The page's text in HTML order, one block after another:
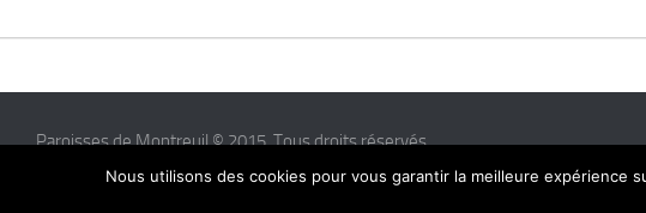
Paroisses de Montreuil © 2015. Tous droits réservés
Nous utilisons des cookies pour vous garantir la meilleure